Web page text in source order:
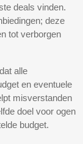
deals vinden.
deze
tot verborgen
alle
en eventuele
misverstanden
doel voor ogen
budget.